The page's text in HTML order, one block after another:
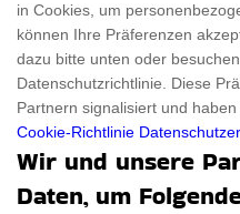
in Cookies, um
können Ihre Präferenzen
dazu bitte unten oder
Datenschutzrichtlinie. Diese
Partnern signalisiert und
Cookie-Richtlinie
Wir und unsere
Daten, um